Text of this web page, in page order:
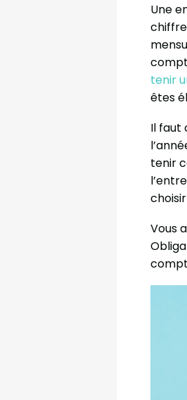
Une
chiffre
tenir
êtes
Il faut
tenir
Vous